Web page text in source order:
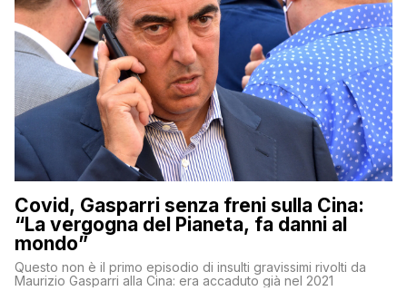
Covid, Gasparri senza freni sulla Cina:
“La vergogna del Pianeta, fa danni al
mondo”
Questo non è il primo episodio di insulti gravissimi rivolti da
Maurizio Gasparri alla Cina: era accaduto già nel 2021